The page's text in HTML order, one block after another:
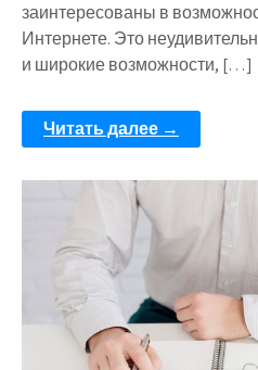
заинтересованы в
Интернете. Это
и широкие возможности, […]
Читать далее →